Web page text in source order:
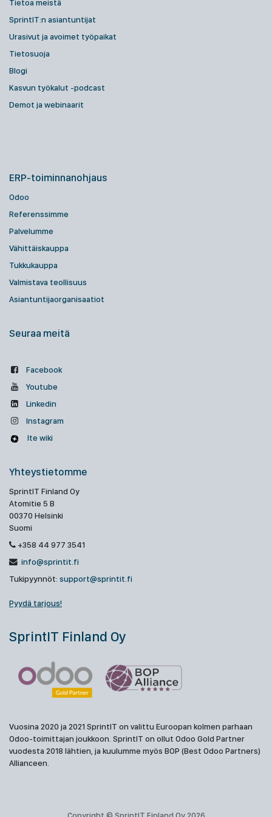
Tietoa meistä
SprintIT:n asiantuntijat
Urasivut ja avoimet työpaikat
Tietosuoja
Blogi
Kasvun työkalut -podcast
Demot ja webinaarit
ERP-toiminnanohjaus
Odoo
Referenssimme
Palvelumme
Vähittäiskauppa
Tukkukauppa
Valmistava teollisuus
Asiantuntijaorganisaatiot
Seuraa meitä
Facebook
Youtube
Linkedin
Instagram
Ite wiki
Yhteystietomme
SprintIT Finland Oy
Atomitie 5 B
00370 Helsinki
Suomi
+358 44 977 3541
info@sprintit.fi
Tukipyynnöt: support@sprintit.fi
Pyydä tarjous!
SprintIT Finland Oy
Vuosina 2020 ja 2021 SprintIT on valittu Euroopan kolmen parhaan
Odoo-toimittajan joukkoon. SprintIT on ollut Odoo Gold Partner
vuodesta 2018 lähtien, ja kuulumme myös BOP (Best Odoo Partners)
Allianceen.
Copyright © SprintIT Finland Oy 2026